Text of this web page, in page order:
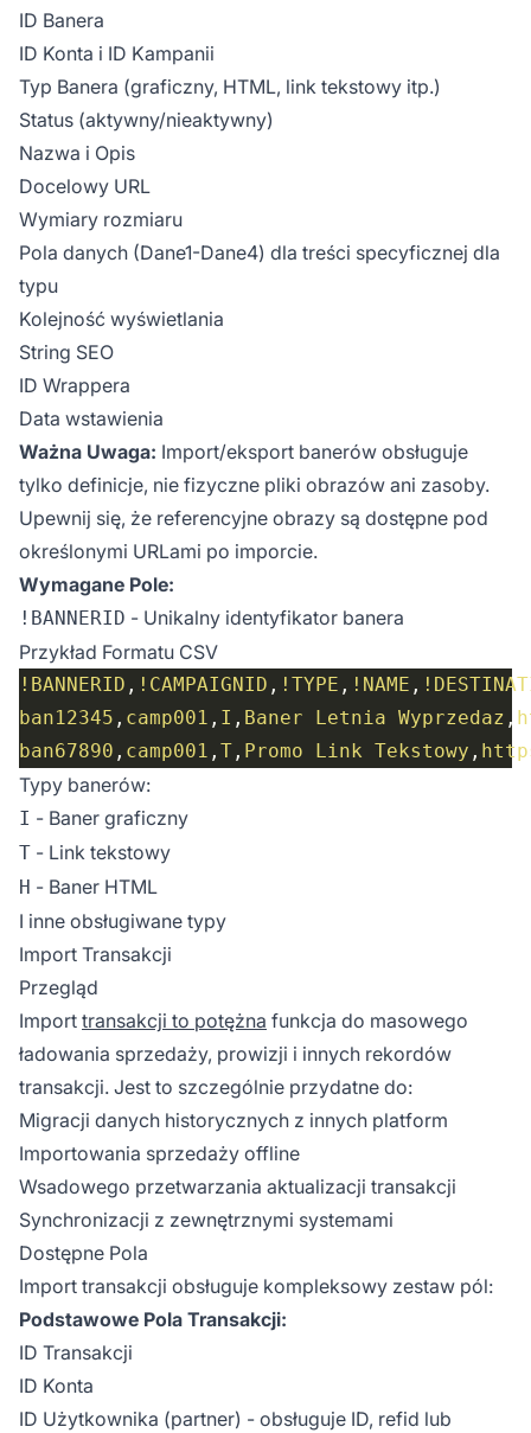
ID Banera
ID Konta i ID Kampanii
Typ Banera (graficzny, HTML, link tekstowy itp.)
Status (aktywny/nieaktywny)
Nazwa i Opis
Docelowy URL
Wymiary rozmiaru
Pola danych (Dane1-Dane4) dla treści specyficznej dla
typu
Kolejność wyświetlania
String SEO
ID Wrappera
Data wstawienia
Ważna Uwaga: Import/eksport banerów obsługuje
tylko definicje, nie fizyczne pliki obrazów ani zasoby.
Upewnij się, że referencyjne obrazy są dostępne pod
określonymi URLami po imporcie.
Wymagane Pole:
!BANNERID - Unikalny identyfikator banera
Przykład Formatu CSV
!BANNERID , !CAMPAIGNID , !TYPE , !NAME ,
ban12345 , camp001 , I , Baner Letnia Wyprzedaz ,
ban67890 , camp001 , T , Promo Link Tekstowy ,
Typy banerów:
I - Baner graficzny
T - Link tekstowy
H - Baner HTML
I inne obsługiwane typy
Import Transakcji
Przegląd
Import transakcji to potężna funkcja do masowego
ładowania sprzedaży, prowizji i innych rekordów
transakcji. Jest to szczególnie przydatne do:
Migracji danych historycznych z innych platform
Importowania sprzedaży offline
Wsadowego przetwarzania aktualizacji transakcji
Synchronizacji z zewnętrznymi systemami
Dostępne Pola
Import transakcji obsługuje kompleksowy zestaw pól:
Podstawowe Pola Transakcji:
ID Transakcji
ID Konta
ID Użytkownika (partner) - obsługuje ID, refid lub